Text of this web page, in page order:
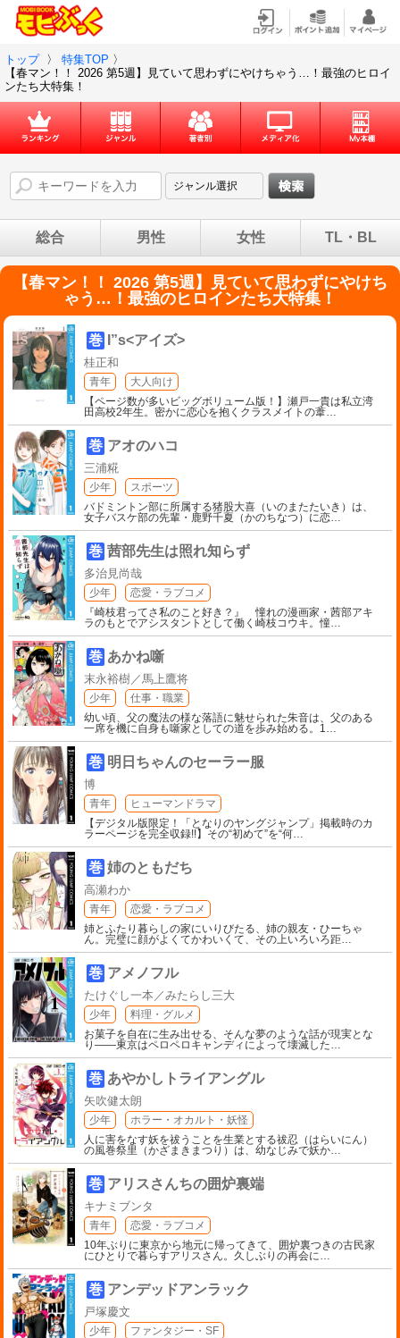
トップ 〉 特集TOP 〉
【春マン！！ 2026 第5週】見ていて思わずにやけちゃう…！最強のヒロイ
ンたち大特集！
総合 男性 女性 TL・BL
【春マン！！ 2026 第5週】見ていて思わずにやけち
ゃう…！最強のヒロインたち大特集！
巻 I”s<アイズ>
桂正和
青年
大人向け
【ページ数が多いビッグボリューム版！】瀬戸一貴は私立湾
田高校2年生。密かに恋心を抱くクラスメイトの葦
巻 アオのハコ
三浦糀
少年
スポーツ
バドミントン部に所属する猪股大喜（いのまたたいき）は、
女子バスケ部の先輩・鹿野千夏（かのちなつ）に恋
巻 茜部先生は照れ知らず
多治見尚哉
少年
恋愛・ラブコメ
『崎枝君ってさ私のこと好き？』 憧れの漫画家・茜部アキ
ラのもとでアシスタントとして働く崎枝コウキ。憧
巻 あかね噺
末永裕樹／馬上鷹将
少年
仕事・職業
幼い頃、父の魔法の様な落語に魅せられた朱音は、父のある
一席を機に自身も噺家としての道を歩み始める。1
巻 明日ちゃんのセーラー服
博
青年
ヒューマンドラマ
【デジタル版限定！「となりのヤングジャンプ」掲載時のカ
ラーページを完全収録!!】その“初めて”を“何
巻 姉のともだち
高瀬わか
青年
恋愛・ラブコメ
姉とふたり暮らしの家にいりびたる、姉の親友・ひーちゃ
ん。完璧に顔がよくてかわいくて、その上いろいろ距
巻 アメノフル
たけぐし一本／みたらし三大
少年
料理・グルメ
お菓子を自在に生み出せる、そんな夢のような話が現実とな
り――東京はペロペロキャンディによって壊滅した
巻 あやかしトライアングル
矢吹健太朗
少年
ホラー・オカルト・妖怪
人に害をなす妖を祓うことを生業とする祓忍（はらいにん）
の風巻祭里（かざまきまつり）は、幼なじみで妖か
巻 アリスさんちの囲炉裏端
キナミブンタ
青年
恋愛・ラブコメ
10年ぶりに東京から地元に帰ってきて、囲炉裏つきの古民家
にひとりで暮らすアリスさん。久しぶりの再会に
巻 アンデッドアンラック
戸塚慶文
少年
ファンタジー・SF